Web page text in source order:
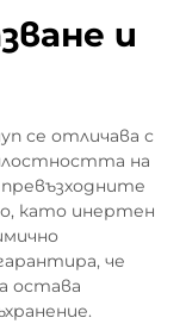
и
се отличава с
на
като инертен
че
остава